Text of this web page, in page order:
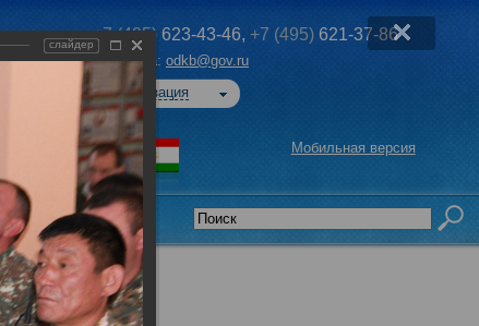
+7 (495) 623-43-46, +7 (495) 621-37-86
Эл. почта: odkb@gov.ru
Авторизация
Мобильная версия
слайдер